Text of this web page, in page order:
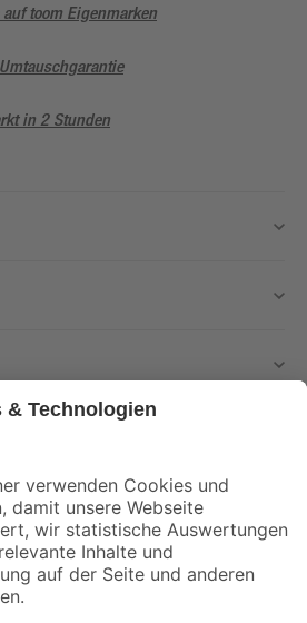
toom Eigenmarken
in 2 Stunden
und Aktionen mehr verpassen!